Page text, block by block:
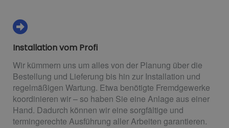
Installation vom Profi
Wir kümmern uns um alles von der Planung über die
Bestellung und Lieferung bis hin zur Installation und
regelmäßigen Wartung. Etwa benötigte Fremdgewerke
koordinieren wir – so haben Sie eine Anlage aus einer
Hand. Dadurch können wir eine sorgfältige und
termingerechte Ausführung aller Arbeiten garantieren.